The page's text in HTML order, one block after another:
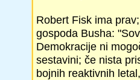
Robert Fisk ima
gospoda Busha:
Demokracije ni
sestavini; če nista
bojnih reaktivnih